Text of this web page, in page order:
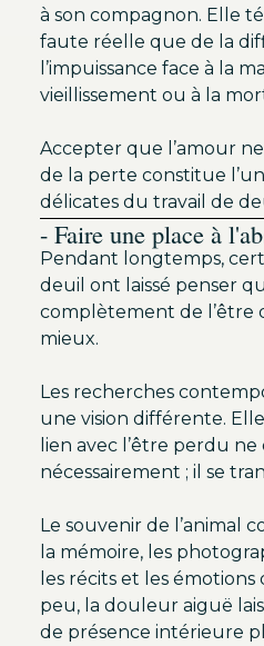
à son compagnon. Elle
faute réelle que de la
l’impuissance face à la
vieillissement ou à la
Accepter que l’amour
de la perte constitue
délicates du travail de
- Faire une place à
Pendant longtemps,
deuil ont laissé penser
complètement de l’être
mieux.
Les recherches
une vision différente.
lien avec l’être perdu ne
nécessairement ; il se
Le souvenir de l’animal
la mémoire, les
les récits et les émotions
peu, la douleur aiguë
de présence intérieure